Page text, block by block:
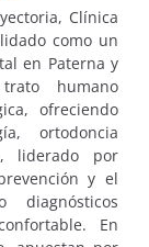
Clínica
como un
en Paterna y
humano
ofreciendo
ortodoncia
liderado por
y el
diagnósticos
En